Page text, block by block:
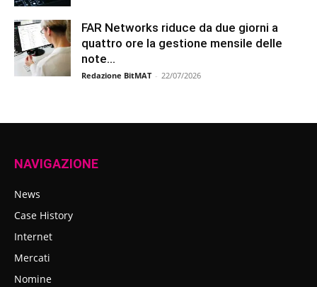
FAR Networks riduce da due giorni a
quattro ore la gestione mensile delle
note...
Redazione BitMAT - 22/07/2026
NAVIGAZIONE
News
Case History
Internet
Mercati
Nomine